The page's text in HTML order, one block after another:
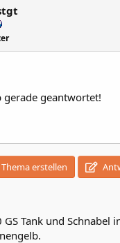
gerade geantwortet!
erstellen
Tank und Schnabel